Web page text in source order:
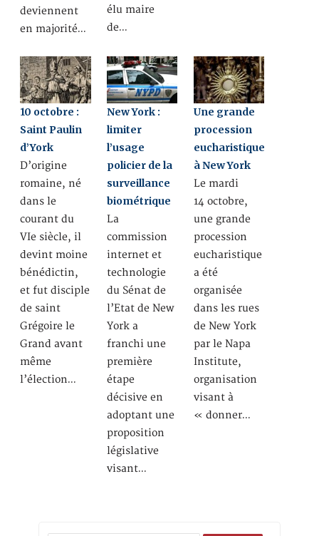
deviennent
en majorité…
élu maire
de…
10 octobre :
Saint Paulin
d’York
D’origine
romaine, né
dans le
courant du
VIe siècle, il
devint moine
bénédictin,
et fut disciple
de saint
Grégoire le
Grand avant
même
l’élection…
New York :
limiter
l’usage
policier de la
surveillance
biométrique
La
commission
internet et
technologie
du Sénat de
l’Etat de New
York a
franchi une
première
étape
décisive en
adoptant une
proposition
législative
visant…
Une grande
procession
eucharistique
à New York
Le mardi
14 octobre,
une grande
procession
eucharistique
a été
organisée
dans les rues
de New York
par le Napa
Institute,
organisation
visant à
« donner…